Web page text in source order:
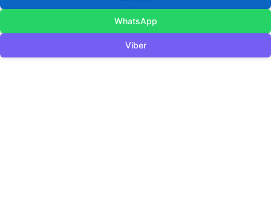
WhatsApp
Viber